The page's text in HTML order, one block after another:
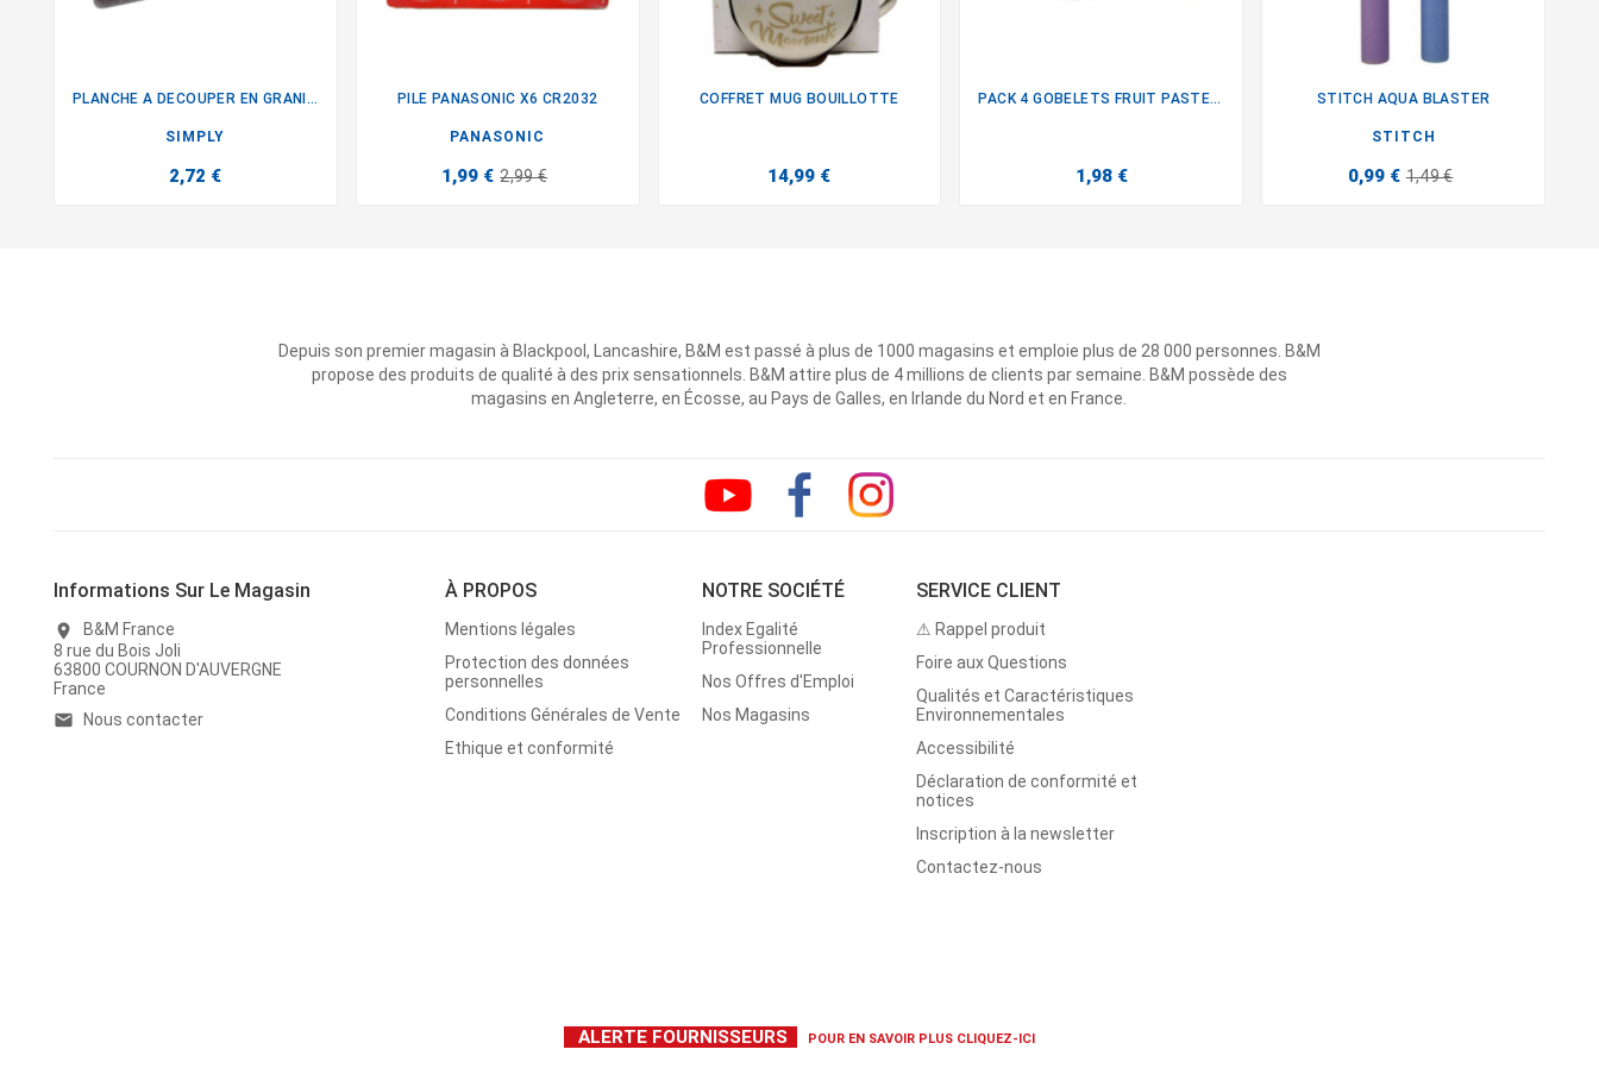
PLANCHE A DECOUPER EN GRANITE
SIMPLY
2,72 €
PILE PANASONIC X6 CR2032
PANASONIC
1,99 € 2,99 €
COFFRET MUG BOUILLOTTE
14,99 €
PACK 4 GOBELETS FRUIT PASTEQUE
1,98 €
STITCH AQUA BLASTER
STITCH
0,99 € 1,49 €
Depuis son premier magasin à Blackpool, Lancashire, B&M est passé à plus de 1000 magasins et emploie plus de 28 000 personnes. B&M
propose des produits de qualité à des prix sensationnels. B&M attire plus de 4 millions de clients par semaine. B&M possède des
magasins en Angleterre, en Écosse, au Pays de Galles, en Irlande du Nord et en France.
Informations Sur Le Magasin
location_on
B&M France
8 rue du Bois Joli
63800 COURNON D'AUVERGNE
France
email Nous contacter
À PROPOS
Mentions légales
Protection des données
personnelles
Conditions Générales de Vente
Ethique et conformité
NOTRE SOCIÉTÉ
Index Egalité
Professionnelle
Nos Offres d'Emploi
Nos Magasins
SERVICE CLIENT
⚠ Rappel produit
Foire aux Questions
Qualités et Caractéristiques
Environnementales
Accessibilité
Déclaration de conformité et
notices
Inscription à la newsletter
Contactez-nous
ALERTE FOURNISSEURS POUR EN SAVOIR PLUS CLIQUEZ-ICI